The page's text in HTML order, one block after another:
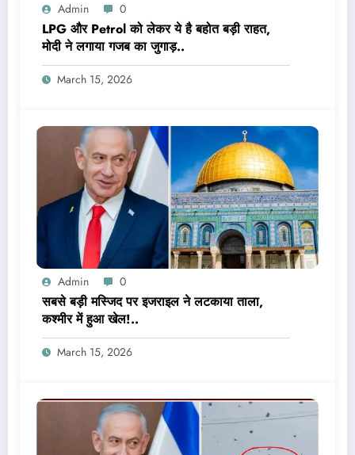
Admin 0
LPG और Petrol को लेकर ये है बहोत बड़ी राहत,
मोदी ने लगाया गजब का जुगाड़..
March 15, 2026
Admin 0
सबसे बड़ी मस्जिद पर इजराइल ने लटकाया ताला,
कश्मीर में हुआ खेल!..
March 15, 2026